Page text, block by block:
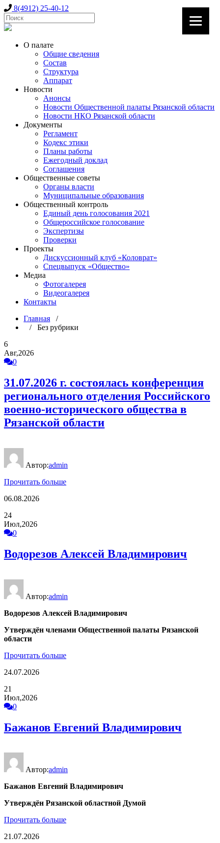
8(4912) 25-40-12
О палате
Общие сведения
Состав
Структура
Аппарат
Новости
Анонсы
Новости Общественной палаты Рязанской области
Новости НКО Рязанской области
Документы
Регламент
Кодекс этики
Планы работы
Ежегодный доклад
Соглашения
Общественные советы
Органы власти
Муниципальные образования
Общественный контроль
Единый день голосования 2021
Общероссийское голосование
Экспертизы
Проверки
Проекты
Дискуссионный клуб «Коловрат»
Спецвыпуск «Общество»
Медиа
Фотогалерея
Видеогалерея
Контакты
Главная /
/ Без рубрики
6
Авг,2026
0
31.07.2026 г. состоялась конференция
регионального отделения Российского
военно-исторического общества в
Рязанской области
Автор:admin
Прочитать больше
06.08.2026
24
Июл,2026
0
Водорезов Алексей Владимирович
Автор:admin
Водорезов Алексей Владимирович
Утверждён членами Общественной палаты Рязанской
области
Прочитать больше
24.07.2026
21
Июл,2026
0
Бажанов Евгений Владимирович
Автор:admin
Бажанов Евгений Владимирович
Утверждён Рязанской областной Думой
Прочитать больше
21.07.2026